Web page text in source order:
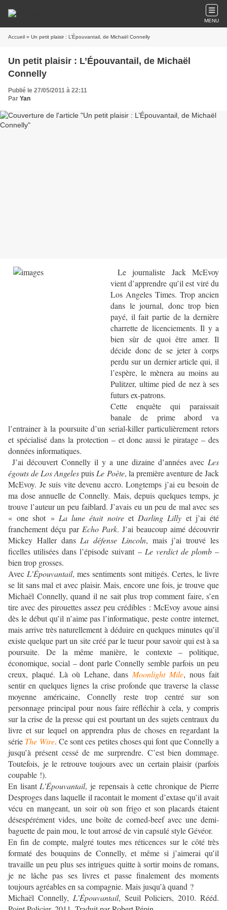
MENU
Accueil » Un petit plaisir : L’Épouvantail, de Michaël Connelly
Un petit plaisir : L’Épouvantail, de Michaël
Connelly
Publié le 27/05/2011 à 22:11
Par Yan
Le journaliste Jack McEvoy
vient d’apprendre qu’il est viré du
Los Angeles Times. Trop ancien
dans le journal, donc trop bien
payé, il fait partie de la dernière
charrette de licenciements. Il y a
bien sûr de quoi être amer. Il
décide donc de se jeter à corps
perdu sur un dernier article qui, il
l’espère, le mènera au moins au
Pulitzer, ultime pied de nez à ses
futurs ex-patrons.
Cette enquête qui paraissait
banale de prime abord va
l’entrainer à la poursuite d’un serial-killer particulièrement retors
et spécialisé dans la protection – et donc aussi le piratage – des
données informatiques.
J’ai découvert Connelly il y a une dizaine d’années avec Les
égouts de Los Angelespuis Le Poète, la première aventure de Jack
McEvoy. Je suis vite devenu accro. Longtemps j’ai eu besoin de
ma dose annuelle de Connelly. Mais, depuis quelques temps, je
trouve l’auteur un peu faiblard. J’avais eu un peu de mal avec ses
« one shot » La lune était noireet Darling Lilly et j’ai été
franchement déçu par Echo Park. J’ai beaucoup aimé découvrir
Mickey Haller dans La défense Lincoln, mais j’ai trouvé les
ficelles utilisées dans l’épisode suivant – Le verdict de plomb–
bien trop grosses.
Avec L’Épouvantail, mes sentiments sont mitigés. Certes, le livre
se lit sans mal et avec plaisir. Mais, encore une fois, je trouve que
Michaël Connelly, quand il ne sait plus trop comment faire, s’en
tire avec des pirouettes assez peu crédibles : McEvoy avoue ainsi
dès le début qu’il n’aime pas l’informatique, peste contre internet,
mais arrive très naturellement à déduire en quelques minutes qu’il
existe quelque part un site créé par le tueur pour savoir qui est à sa
poursuite. De la même manière, le contexte – politique,
économique, social – dont parle Connelly semble parfois un peu
creux, plaqué. Là où Lehane, dans Moonlight Mile, nous fait
sentir en quelques lignes la crise profonde que traverse la classe
moyenne américaine, Connelly reste trop centré sur son
personnage principal pour nous faire réfléchir à cela, y compris
sur la crise de la presse qui est pourtant un des sujets centraux du
livre et sur lequel on apprendra plus de choses en regardant la
série The Wire. Ce sont ces petites choses qui font que Connelly a
jusqu’à présent cessé de me surprendre. C’est bien dommage.
Toutefois, je le retrouve toujours avec un certain plaisir (parfois
coupable !).
En lisant L’Épouvantail, je repensais à cette chronique de Pierre
Desproges dans laquelle il racontait le moment d’extase qu’il avait
vécu en mangeant, un soir où son frigo et son placards étaient
désespérément vides, une boîte de corned-beef avec une demi-
baguette de pain mou, le tout arrosé de vin capsulé style Gévéor.
En fin de compte, malgré toutes mes réticences sur le côté très
formaté des bouquins de Connelly, et même si j’aimerai qu’il
travaille un peu plus ses intrigues quitte à sortir moins de romans,
je ne lâche pas ses livres et passe finalement des moments
toujours agréables en sa compagnie. Mais jusqu’à quand ?
Michaël Connelly, L’Épouvantail, Seuil Policiers, 2010. Rééd.